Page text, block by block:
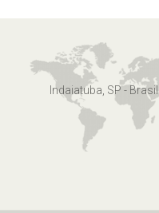
Indaiatuba, SP - Brasil